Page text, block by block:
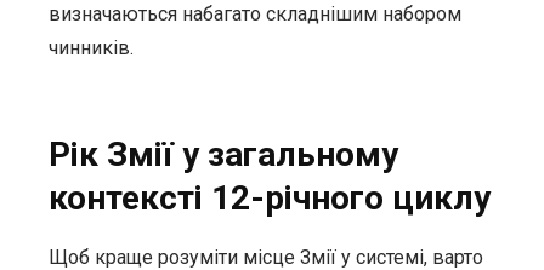
визначаються набагато складнішим набором
чинників.
Рік Змії у загальному
контексті 12-річного циклу
Щоб краще розуміти місце Змії у системі, варто